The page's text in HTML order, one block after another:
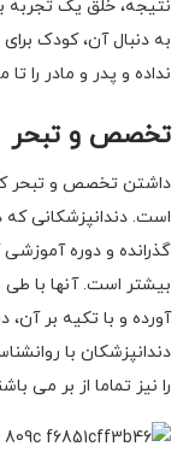
نتیجه، خلق یک تجربه
به دنبال آن، کودک
نداده و پدر و مادر را
تخصص و تبحر
داشتن تخصص و تبحر
است. دندانپزشکانی که
گذرانده و دوره
بیشتر است. آنها با طی
آورده و با تکیه بر آن،
دندانپزشکان با
را نیز تماما از بر می